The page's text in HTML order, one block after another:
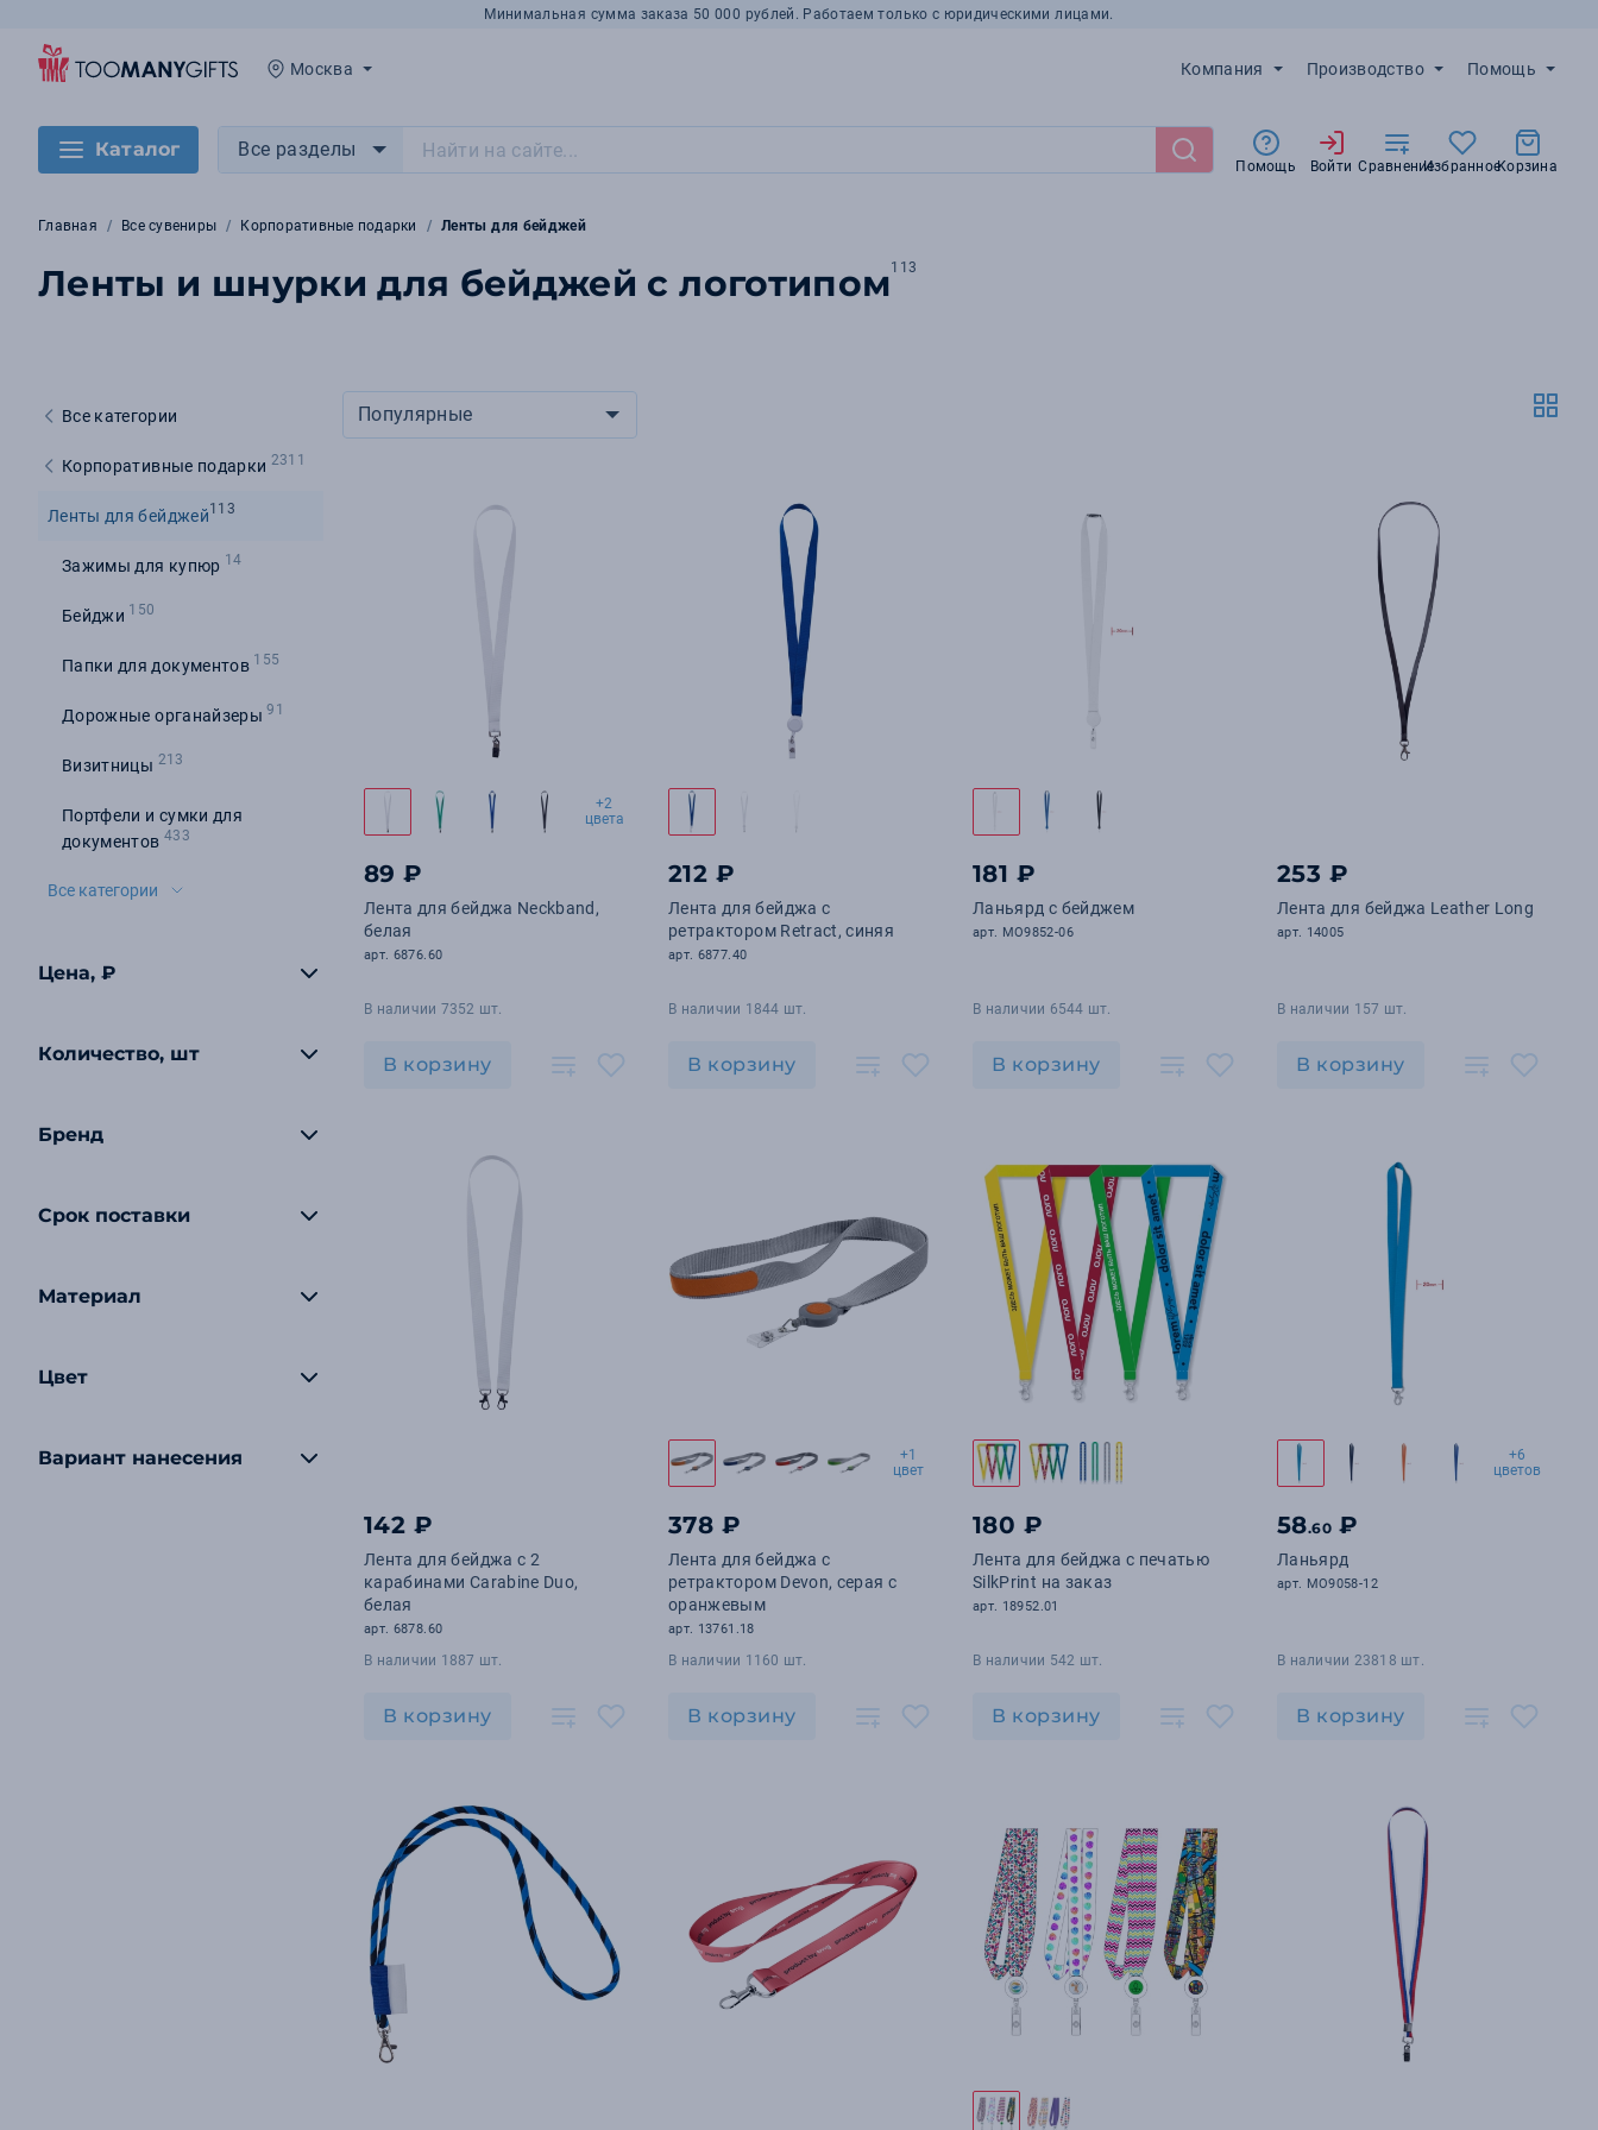
Минимальная сумма заказа 50 000 рублей. Работаем только с юридическими лицами.
Москва Компания Производство Помощь
Каталог Все разделы
Помощь Войти СравнениеИзбранноеКорзина
Главная Все сувениры Корпоративные подарки Ленты для бейджей
Ленты и шнурки для бейджей с логотипом113
Все категории
Корпоративные подарки 2311
Ленты для бейджей113
Зажимы для купюр 14
Бейджи 150
Папки для документов 155
Дорожные органайзеры 91
Визитницы 213
Портфели и сумки для
документов 433
Все категории
Цена, ₽
Количество, шт
Бренд
Срок поставки
Материал
Цвет
Вариант нанесения
Популярные
+2
цвета
89 ₽
Лента для бейджа Neckband,
белая
арт. 6876.60
В наличии 7352 шт.
В корзину
212 ₽
Лента для бейджа с
ретрактором Retract, синяя
арт. 6877.40
В наличии 1844 шт.
В корзину
181 ₽
Ланьярд с бейджем
арт. MO9852-06
В наличии 6544 шт.
В корзину
253 ₽
Лента для бейджа Leather Long
арт. 14005
В наличии 157 шт.
В корзину
142 ₽
Лента для бейджа с 2
карабинами Carabine Duo,
белая
арт. 6878.60
В наличии 1887 шт.
В корзину
+1
цвет
378 ₽
Лента для бейджа с
ретрактором Devon, серая с
оранжевым
арт. 13761.18
В наличии 1160 шт.
В корзину
180 ₽
Лента для бейджа с печатью
SilkPrint на заказ
арт. 18952.01
В наличии 542 шт.
В корзину
+6
цветов
58.60 ₽
Ланьярд
арт. MO9058-12
В наличии 23818 шт.
В корзину